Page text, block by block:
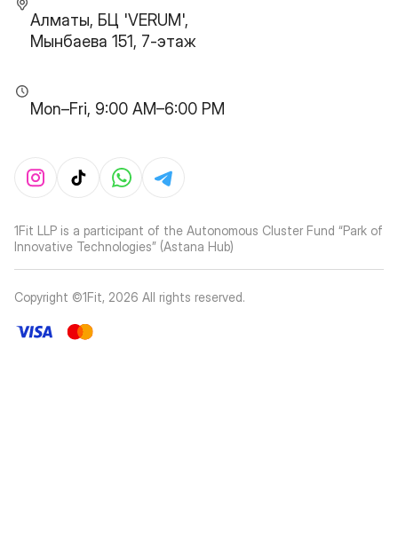
Алматы, БЦ 'VERUM',
Мынбаева 151, 7-этаж
Mon–Fri, 9:00 AM–6:00 PM
1Fit LLP is a participant of the Autonomous Cluster Fund “Park of
Innovative Technologies” (Astana Hub)
Copyright ©1Fit, 2026 All rights reserved.